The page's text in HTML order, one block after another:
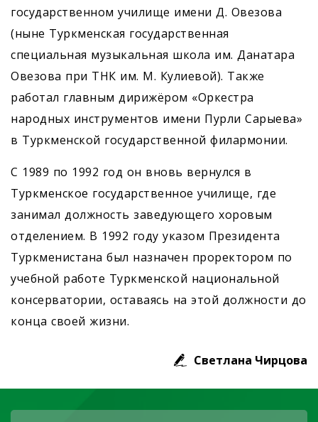
государственном училище имени Д. Овезова
(ныне Туркменская государственная
специальная музыкальная школа им. Данатара
Овезова при ТНК им. М. Кулиевой). Также
работал главным дирижёром «Оркестра
народных инструментов имени Пурли Сарыева»
в Туркменской государственной филармонии.
С 1989 по 1992 год он вновь вернулся в
Туркменское государственное училище, где
занимал должность заведующего хоровым
отделением. В 1992 году указом Президента
Туркменистана был назначен проректором по
учебной работе Туркменской национальной
консерватории, оставаясь на этой должности до
конца своей жизни.
Светлана Чирцова